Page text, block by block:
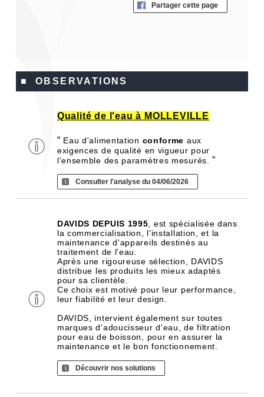
Partager cette page
■ OBSERVATIONS
Qualité de l'eau à MOLLEVILLE
“ Eau d'alimentation conforme aux
exigences de qualité en vigueur pour
l'ensemble des paramètres mesurés.”
Consulter l'analyse du 04/06/2026
DAVIDS DEPUIS 1995 , est spécialisée dans
la commercialisation, l'installation, et la
maintenance d'appareils destinés au
traitement de l'eau.
Après une rigoureuse sélection, DAVIDS
distribue les produits les mieux adaptés
pour sa clientèle.
Ce choix est motivé pour leur performance,
leur fiabilité et leur design.
DAVIDS, intervient également sur toutes
marques d'adoucisseur d'eau, de filtration
pour eau de boisson, pour en assurer la
maintenance et le bon fonctionnement.
Découvrir nos solutions